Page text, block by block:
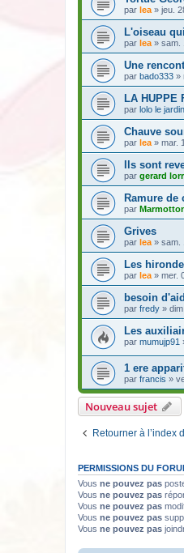
par lea » jeu.
L'oiseau
par lea » sam.
Une
par bado333 »
LA HUPPE
par lolo le
Chauve
par lea » mar.
Ils sont
par gerard
Ramure de
par
Grives
par lea » sam.
Les
par lea » mer.
besoin
par fredy »
Les
par mumujp91
1 ere
par francis »
Nouveau sujet
Retourner à l’index
PERMISSIONS DU
Vous ne pouvez pas
Vous ne pouvez pas
Vous ne pouvez pas
Vous ne pouvez pas
Vous ne pouvez pas